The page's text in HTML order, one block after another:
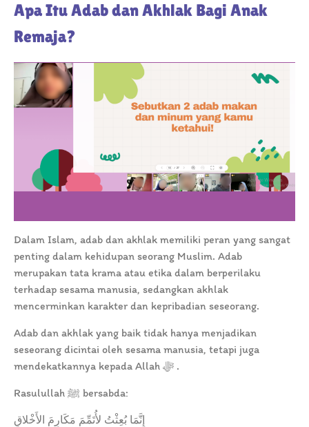
Apa Itu Adab dan Akhlak Bagi Anak
Remaja?
Dalam Islam, adab dan akhlak memiliki peran yang sangat
penting dalam kehidupan seorang Muslim. Adab
merupakan tata krama atau etika dalam berperilaku
terhadap sesama manusia, sedangkan akhlak
mencerminkan karakter dan kepribadian seseorang.
Adab dan akhlak yang baik tidak hanya menjadikan
seseorang dicintai oleh sesama manusia, tetapi juga
mendekatkannya kepada Allah ﷻ .
Rasulullah ﷺ bersabda:
إِنَّمَا بُعِثْتُ لأُتَمِّمَ مَكَارِمَ الأَخْلاقِ